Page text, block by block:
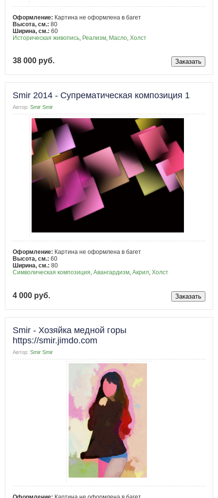
Оформление: Картина не оформлена в багет
Высота, см.: 80
Ширина, см.: 60
Историческая живопись Реализм Масло Холст
38 000 руб.
Smir 2014 - Супрематическая композиция 1
Автор: Smir Smir
Оформление: Картина не оформлена в багет
Высота, см.: 60
Ширина, см.: 80
Символическая композиция, Авангардизм, Акрил, Холст
4 000 руб.
Smir - Хозяйка медной горы
https://smir.jimdo.com
Автор: Smir Smir